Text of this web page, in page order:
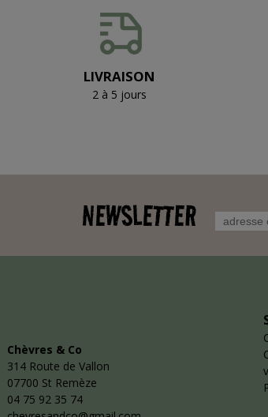
LIVRAISON
2 à 5 jours
NEWSLETTER
Chèvres & Co
314 Route de Vallon
07700 St Remèze
04 75 92 35 74